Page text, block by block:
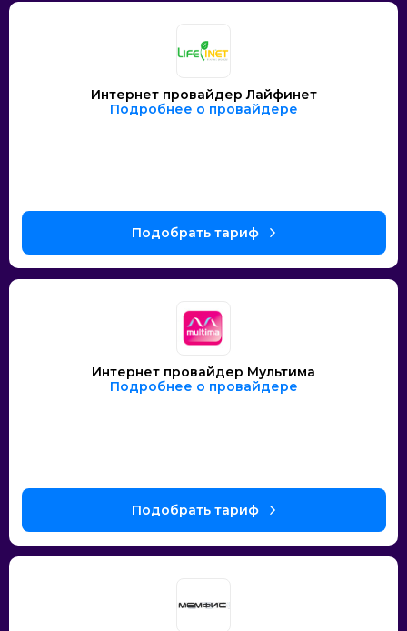
Интернет провайдер Лайфинет
Подробнее о провайдере
Интернет провайдер Мультима
Подробнее о провайдере